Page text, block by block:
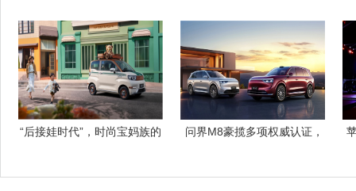
“后接娃时代”，时尚宝妈族的
​ 问界M8豪揽多项权威认证，